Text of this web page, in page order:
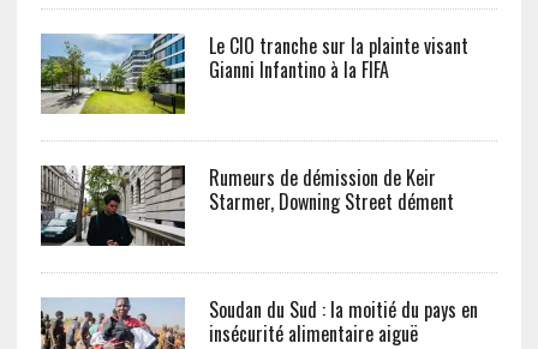
Le CIO tranche sur la plainte visant
Gianni Infantino à la FIFA
Rumeurs de démission de Keir
Starmer, Downing Street dément
Soudan du Sud : la moitié du pays en
insécurité alimentaire aiguë